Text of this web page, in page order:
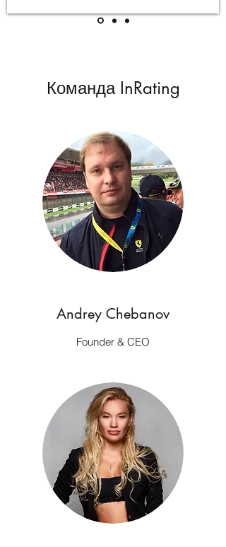
Команда InRating
Andrey Chebanov
Founder & CEO